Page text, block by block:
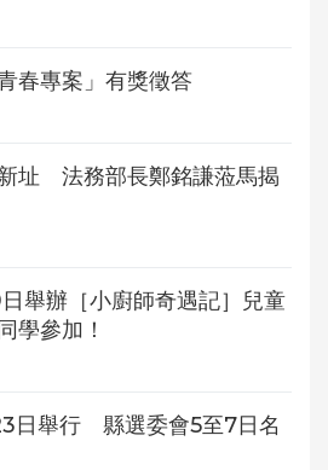
春專案」有獎徵答
址 法務部長鄭銘謙蒞馬揭
舉辦［小廚師奇遇記］兒童
學參加！
日舉行 縣選委會5至7日名